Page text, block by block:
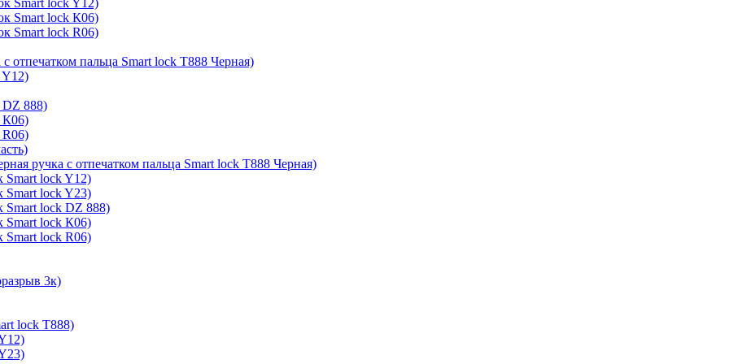
Smart lock Y12)
Smart lock К06)
Smart lock R06)
отпечатком пальца Smart lock T888 Черная)
Y12)
DZ 888)
К06)
R06)
ручка с отпечатком пальца Smart lock T888 Черная)
Smart lock Y12)
Smart lock Y23)
Smart lock DZ 888)
Smart lock К06)
Smart lock R06)
3к)
lock T888)